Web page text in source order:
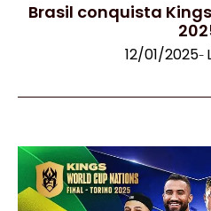
Brasil conquista
12/01/2025-